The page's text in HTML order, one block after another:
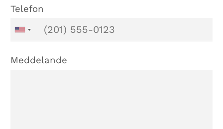
Telefon
Meddelande